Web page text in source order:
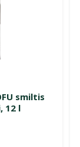
smiltis
12 l